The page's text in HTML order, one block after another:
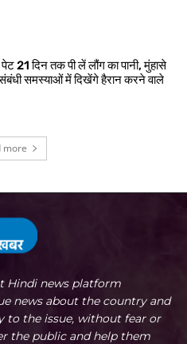
21 दिन तक पी लें लौंग का पानी, मुंहासे
समस्याओं में दिखेंगे हैरान करने वाले
more
Hindi news platform
news about the country and
to the issue, without fear or
the public and help them